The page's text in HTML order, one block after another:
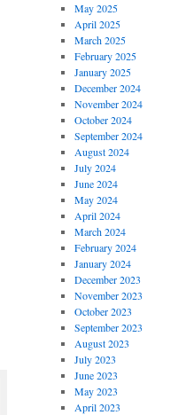
May 2025
April 2025
March 2025
February 2025
January 2025
December 2024
November 2024
October 2024
September 2024
August 2024
July 2024
June 2024
May 2024
April 2024
March 2024
February 2024
January 2024
December 2023
November 2023
October 2023
September 2023
August 2023
July 2023
June 2023
May 2023
April 2023